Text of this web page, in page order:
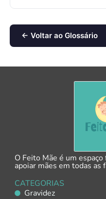
← Voltar ao Glossário
O Feito Mãe é um
apoiar mães em todas as
CATEGORIAS
Gravidez